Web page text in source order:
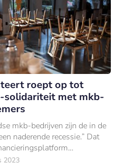
roept op tot
solidariteit met mkb-
mkb-bedrijven zijn de in de
naderende recessie.” Dat
dat merkt dat er steeds meer
2023